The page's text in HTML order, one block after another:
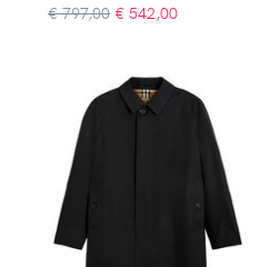
€ 797,00 € 542,00